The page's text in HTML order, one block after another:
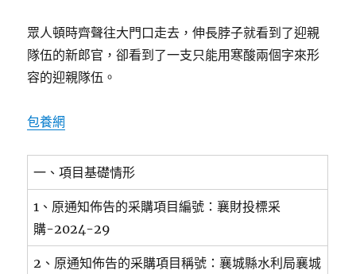
眾人頓時齊聲往大門口走去，伸長脖子就看到了迎親
隊伍的新郎官，卻看到了一支只能用寒酸兩個字來形
容的迎親隊伍。
包養網
一、項目基礎情形
1、原通知佈告的采購項目編號：襄財投標采
購-2024-29
2、原通知佈告的采購項目稱號：襄城縣水利局襄城